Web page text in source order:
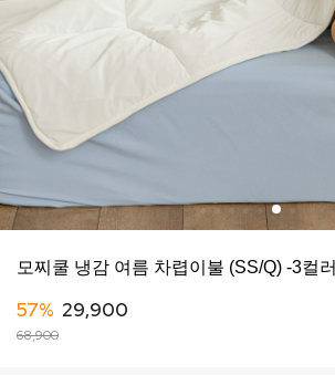
모찌쿨 냉감 여름 차렵이불 (SS/Q) -3컬러
57% 29,900
68,900